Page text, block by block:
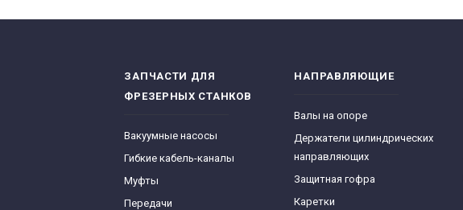
ЗАПЧАСТИ ДЛЯ
ФРЕЗЕРНЫХ СТАНКОВ
Вакуумные насосы
Гибкие кабель-каналы
Муфты
Передачи
НАПРАВЛЯЮЩИЕ
Валы на опоре
Держатели цилиндрических
направляющих
Защитная гофра
Каретки